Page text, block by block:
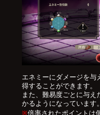
エネミーにダメージを与
得することができます。
また、難易度ごとに与
かるようになっています。
※倍率されたポイントは